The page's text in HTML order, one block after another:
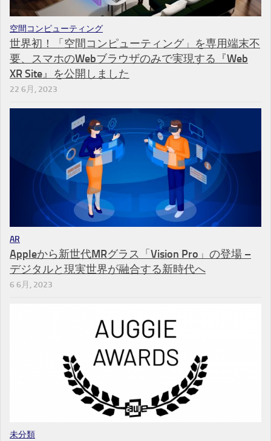
空間コンピューティング
世界初！「空間コンピューティング」を専用端末不
要、スマホのWebブラウザのみで実現する『Web
XR Site』を公開しました
22 6月, 2023
AR
Appleから新世代MRグラス「Vision Pro」の登場 –
デジタルと現実世界が融合する新時代へ
6 6月, 2023
未分類